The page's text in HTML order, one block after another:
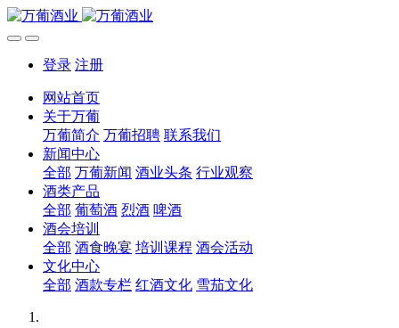
登录 注册
网站首页
关于万葡
万葡简介 万葡招聘 联系我们
新闻中心
全部 万葡新闻 酒业头条 行业观察
酒类产品
全部 葡萄酒 烈酒 啤酒
酒会培训
全部 酒食晚宴 培训课程 酒会活动
文化中心
全部 酒款专栏 红酒文化 雪茄文化